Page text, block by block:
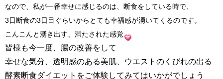
なので、私が一番幸せに感じるのは、断食をしている時で、
3日断食の3日目ぐらいからとても幸福感が湧いてくるのです。
こんこんと湧き出す、満たされた感覚
皆様も今一度、腸の改善をして
幸せな気分、透明感のある美肌、ウエストのくびれの出る
酵素断食ダイエットをご体験してみてはいかがでしょう